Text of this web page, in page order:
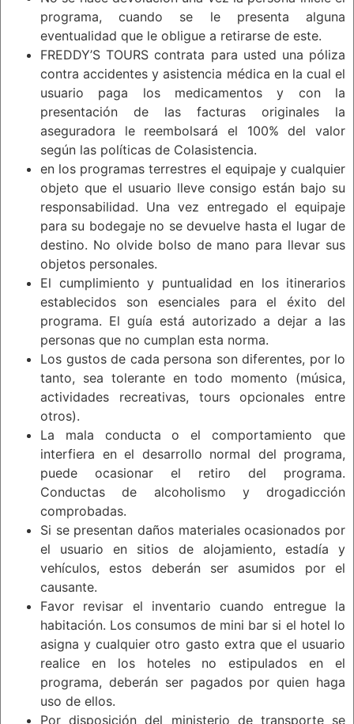
programa, cuando se le presenta alguna
eventualidad que le obligue a retirarse de este.
FREDDY’S TOURS contrata para usted una póliza
contra accidentes y asistencia médica en la cual el
usuario paga los medicamentos y con la
presentación de las facturas originales la
aseguradora le reembolsará el 100% del valor
según las políticas de Colasistencia.
en los programas terrestres el equipaje y cualquier
objeto que el usuario lleve consigo están bajo su
responsabilidad. Una vez entregado el equipaje
para su bodegaje no se devuelve hasta el lugar de
destino. No olvide bolso de mano para llevar sus
objetos personales.
El cumplimiento y puntualidad en los itinerarios
establecidos son esenciales para el éxito del
programa. El guía está autorizado a dejar a las
personas que no cumplan esta norma.
Los gustos de cada persona son diferentes, por lo
tanto, sea tolerante en todo momento (música,
actividades recreativas, tours opcionales entre
otros).
La mala conducta o el comportamiento que
interfiera en el desarrollo normal del programa,
puede ocasionar el retiro del programa.
Conductas de alcoholismo y drogadicción
comprobadas.
Si se presentan daños materiales ocasionados por
el usuario en sitios de alojamiento, estadía y
vehículos, estos deberán ser asumidos por el
causante.
Favor revisar el inventario cuando entregue la
habitación. Los consumos de mini bar si el hotel lo
asigna y cualquier otro gasto extra que el usuario
realice en los hoteles no estipulados en el
programa, deberán ser pagados por quien haga
uso de ellos.
Por disposición del ministerio de transporte se